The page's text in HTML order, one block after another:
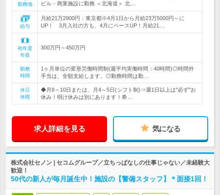
勤務地
ビル・商業施設に勤務 ＜北海道＞ 北…
給与
月給21万2900円：東京都※4月1日から月給23万5000円～に
UP！ 3月入社の方も、4月にベースUP！月給21…
初年度
年収
300万円～450万円
勤務
時間
1ヶ月単位の変形労働時間制(週平均実働時間：40時間)◎時間外
手当は、全額支給します。◎勤務時間は勤…
休日
休暇
◆月8～10日または、月4～5日(シフト制)⇒週1日以上は"必ず"お
休み！明け休みは別にあります！希…
求人詳細を見る 気になる
株式会社セノン | セコムグループ／立ちっぱなしの仕事じゃない／未経験大
歓迎！
50代の新人が毎月誕生中！施設の【警備スタッフ】＊面接1回！